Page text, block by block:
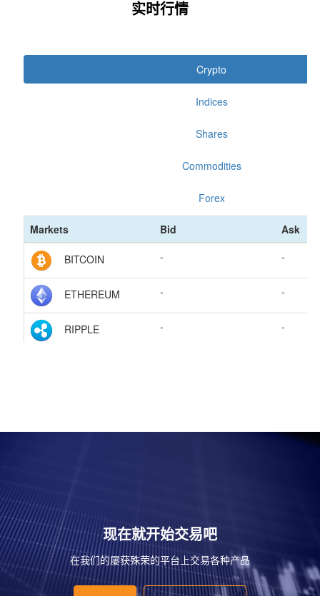
实时行情
现在就开始交易吧
在我们的屡获殊荣的平台上交易各种产品